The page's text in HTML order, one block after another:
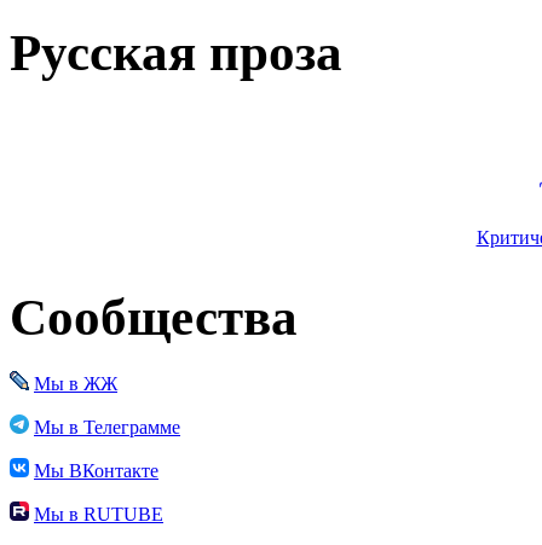
Русская проза
Сообщества
Мы в ЖЖ
Мы в Телеграмме
Мы ВКонтакте
Мы в RUTUBE